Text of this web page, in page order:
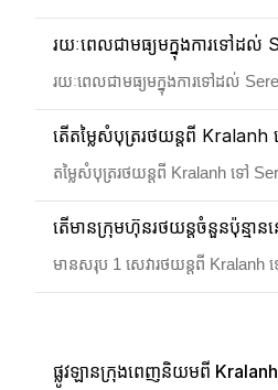
រយៈពេលជាមធ្យមក្នុងការទៅដល់
រយៈពេលជាមធ្យមក្នុងការទៅដល់
តើតម្លៃសំបុត្ររថយន្តពី
តម្លៃសំបុត្ររថយន្តពី Kralanh ទៅ
តើមានក្រុមហ៊ុនរថយន្តចំនួនប៉ុន្មា
មានសរុប 1 សេវារថយន្តពី Kralanh
ផ្លូវឡានក្រុងពេញនិយមពី Kralanh